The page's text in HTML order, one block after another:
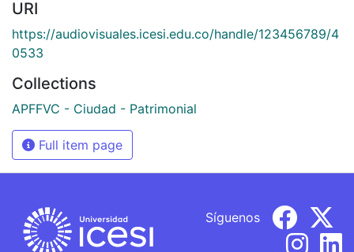
URI
https://audiovisuales.icesi.edu.co/handle/123456789/4
0533
Collections
APFFVC - Ciudad - Patrimonial
Full item page
Síguenos